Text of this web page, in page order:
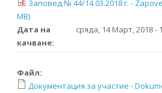
Заповед № 44/14.03.2018 г. -
MB)
Дата на
качване:
сряда, 14 Март, 2018 -
Файл:
Документация за участие -